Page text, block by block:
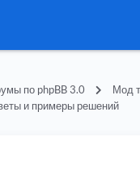
по phpBB 3.0
Мод
и примеры решений